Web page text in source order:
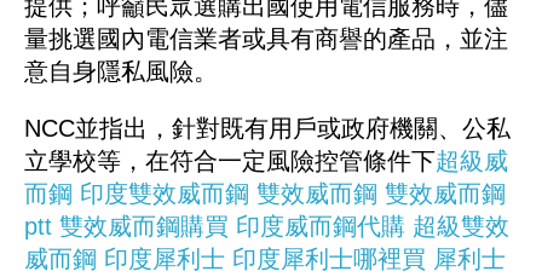
提供；呼籲民眾選購出國使用電信服務時，儘
量挑選國內電信業者或具有商譽的產品，並注
意自身隱私風險。
NCC並指出，針對既有用戶或政府機關、公私
立學校等，在符合一定風險控管條件下超級威
而鋼 印度雙效威而鋼 雙效威而鋼 雙效威而鋼
ptt 雙效威而鋼購買 印度威而鋼代購 超級雙效
威而鋼 印度犀利士 印度犀利士哪裡買 犀利士